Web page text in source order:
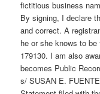
fictitious business
By signing, I declare
and correct. A
he or she knows to
179130. I am also
becomes Public
s/ SUSAN E.